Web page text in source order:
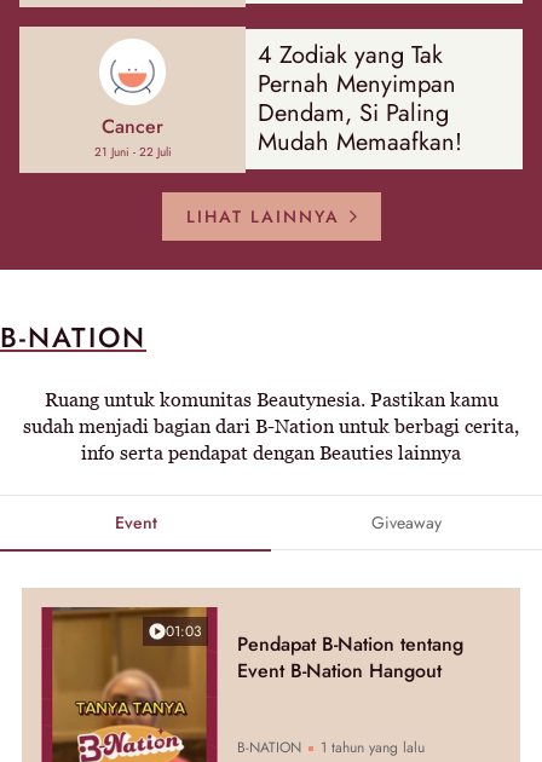
Cancer
21 Juni - 22 Juli
4 Zodiak yang Tak
Pernah Menyimpan
Dendam, Si Paling
Mudah Memaafkan!
LIHAT LAINNYA
B-NATION
Ruang untuk komunitas Beautynesia. Pastikan kamu
sudah menjadi bagian dari B-Nation untuk berbagi cerita,
info serta pendapat dengan Beauties lainnya
Event Giveaway
01:03
Pendapat B-Nation tentang
Event B-Nation Hangout
B-NATION 1 tahun yang lalu